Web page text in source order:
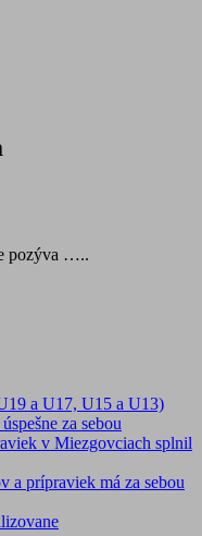
pozýva …..
a U17, U15 a U13)
za sebou
v Miezgovciach splnil
a prípraviek má za sebou